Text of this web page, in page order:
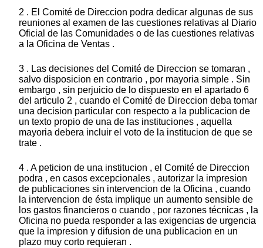
2 . El Comité de Direccion podra dedicar algunas de sus
reuniones al examen de las cuestiones relativas al Diario
Oficial de las Comunidades o de las cuestiones relativas
a la Oficina de Ventas .
3 . Las decisiones del Comité de Direccion se tomaran ,
salvo disposicion en contrario , por mayoria simple . Sin
embargo , sin perjuicio de lo dispuesto en el apartado 6
del articulo 2 , cuando el Comité de Direccion deba tomar
una decision particular con respecto a la publicacion de
un texto propio de una de las instituciones , aquella
mayoria debera incluir el voto de la institucion de que se
trate .
4 . A peticion de una institucion , el Comité de Direccion
podra , en casos excepcionales , autorizar la impresion
de publicaciones sin intervencion de la Oficina , cuando
la intervencion de ésta implique un aumento sensible de
los gastos financieros o cuando , por razones técnicas , la
Oficina no pueda responder a las exigencias de urgencia
que la impresion y difusion de una publicacion en un
plazo muy corto requieran .